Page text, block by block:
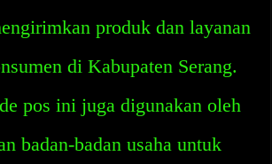
produk dan layanan
di Kabupaten Serang.
pos ini juga digunakan oleh
badan-badan usaha untuk